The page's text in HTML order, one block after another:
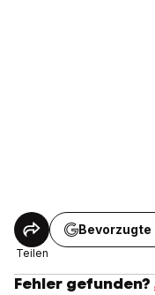
Teilen
Bevorzugte
Fehler gefunden?